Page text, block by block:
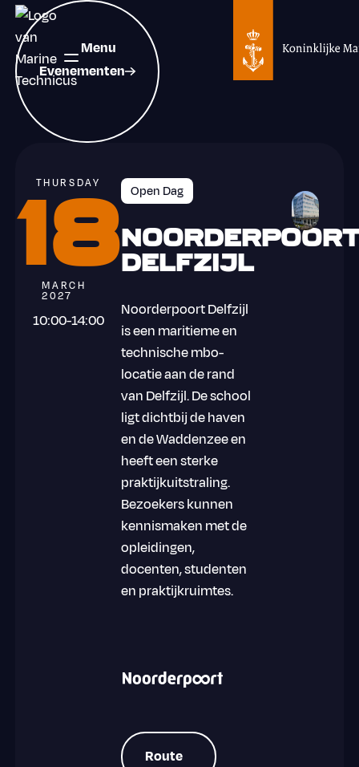
Menu
Evenementen
Evenementen
Open Dag Noorderpoort Delfzijl, Duurswoldlaan 2A
THURSDAY
18
MARCH
2027
10:00-14:00
Open Dag
Delfzijl
Noorderpoort Delfzijl
is een maritieme en
technische mbo-
locatie aan de rand
van Delfzijl. De school
ligt dichtbij de haven
en de Waddenzee en
heeft een sterke
praktijkuitstraling.
Bezoekers kunnen
kennismaken met de
opleidingen,
docenten, studenten
en praktijkruimtes.
Route
Route